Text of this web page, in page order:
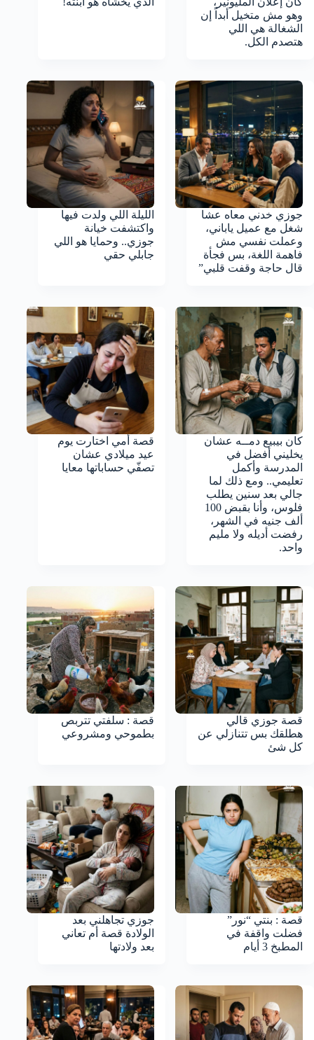
وهو مش متخيل أبداً إن
الشغالة هي اللي
هتصدم الكل.
جوزي خدني معاه عشا
شغل مع عميل ياباني،
وعملت نفسي مش
فاهمة اللغة، بس فجأة
قال حاجة وقفت قلبي”
الليلة اللي ولدت فيها
واكتشفت خيانة
جوزي.. وحمايا هو اللي
جابلي حقي
كان بيبيع دمــه عشان
يخليني أفضل في
المدرسة وأكمل
تعليمي.. ومع ذلك لما
جالي بعد سنين يطلب
فلوس، وأنا بقبض 100
ألف جنيه في الشهر،
رفضت أديله ولا مليم
واحد.
قصة أمي اختارت يوم
عيد ميلادي عشان
تصفّي حساباتها معايا
قصة جوزي قالي
هطلقك بس تتنازلي عن
كل شئ
قصة : سلفتي تتربص
بطموحي ومشروعي
قصة : بنتي “نور”
فضلت واقفة في
المطبخ 3 أيام
جوزي تجاهلني بعد
الولادة قصة أم تعاني
بعد ولادتها